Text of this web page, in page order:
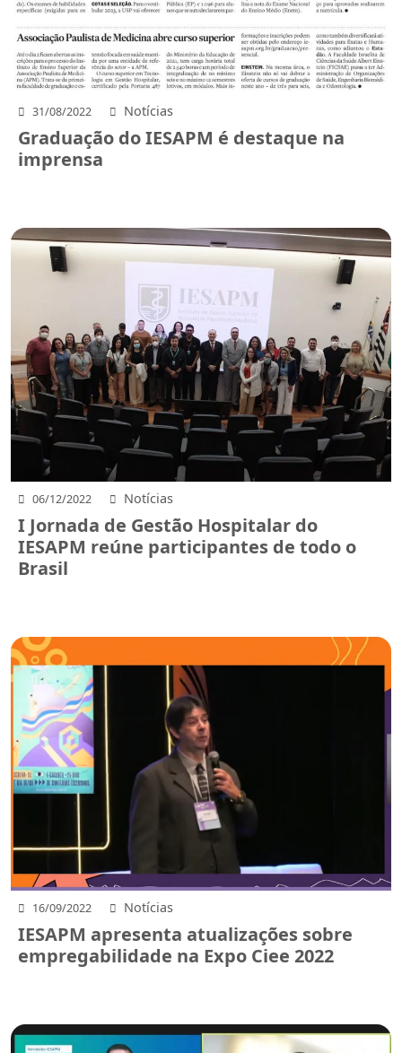
31/08/2022 Notícias
Graduação do IESAPM é destaque na
imprensa
06/12/2022 Notícias
I Jornada de Gestão Hospitalar do
IESAPM reúne participantes de todo o
Brasil
16/09/2022 Notícias
IESAPM apresenta atualizações sobre
empregabilidade na Expo Ciee 2022